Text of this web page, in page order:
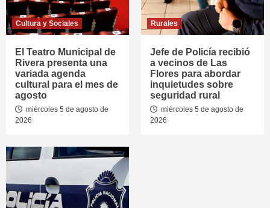
Cultura y Sociales
El Teatro Municipal de
Rivera presenta una
variada agenda
cultural para el mes de
agosto
miércoles 5 de agosto de
2026
Rurales
Jefe de Policía recibió
a vecinos de Las
Flores para abordar
inquietudes sobre
seguridad rural
miércoles 5 de agosto de
2026